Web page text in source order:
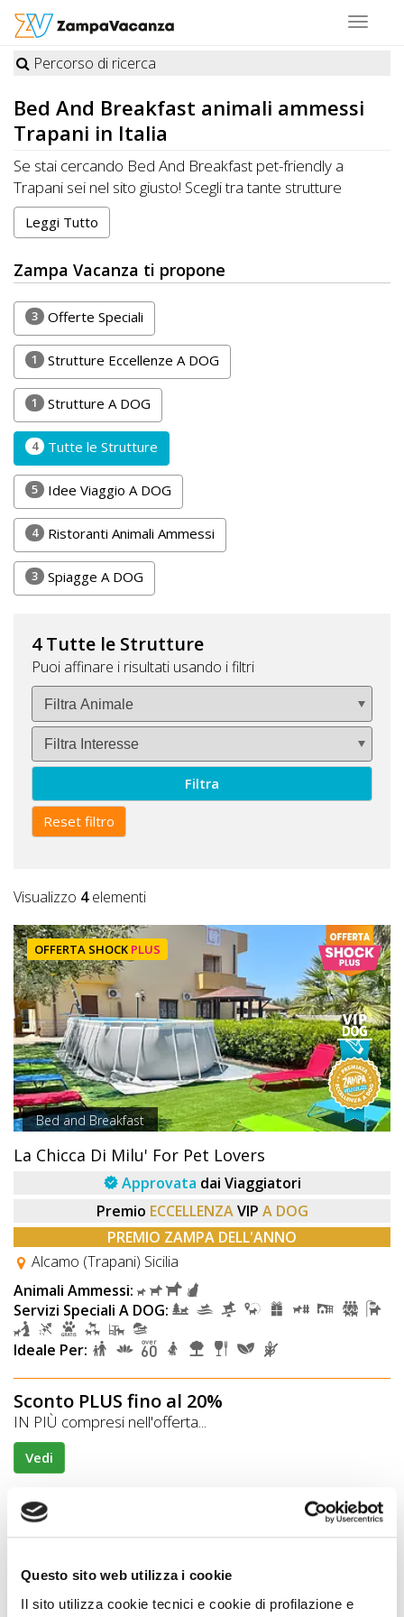
Questo sito web utilizza i cookie
Il sito utilizza cookie tecnici e cookie di profilazione e
Toggle
STRUTTURE
A
DOG
LUOGHI
DOG
OFFERTE
A
DOG
INFO
A
DOG
CHIEDI
CODICE
SCONTO
Video
Tutorial
Lavora
con
Attività
Accedi
Registrati
Percorso di ricerca
Bed And Breakfast animali ammessi
Trapani in Italia
Se stai cercando Bed And Breakfast pet-friendly a
Trapani sei nel sito giusto! Scegli tra tante strutture
premiate da Zampa Vacanza felici di ospitare cani, gatti e
altri animali domestici. Organizza la tua Vacanza ideale a
direttamente la Struttura per conoscere disponibilità e
in Vacanza, sempre con te!
Leggi Tutto
Zampa Vacanza ti propone
3 Offerte Speciali
1 Strutture Eccellenze A DOG
1 Strutture A DOG
4 Tutte le Strutture
5 Idee Viaggio A DOG
4 Ristoranti Animali Ammessi
3 Spiagge A DOG
4 Tutte le Strutture
Puoi affinare i risultati usando i filtri
Filtra
Reset filtro
Visualizzo 4elementi
OFFERTA SHOCK PLUS
Bed and Breakfast
La Chicca Di Milu' For Pet Lovers
Approvata dai Viaggiatori
Premio ECCELLENZA VIP A DOG
PREMIO ZAMPA DELL'ANNO
Alcamo (Trapani) Sicilia
Animali Ammessi:
Servizi Speciali A DOG:
Ideale Per:
Sconto PLUS fino al 20%
IN PIÙ compresi nell'offerta...
Vedi